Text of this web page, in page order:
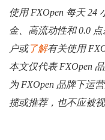
使用 FXOpen 每天 24
金、高流动性和 0.0
户或了解有关使用
本文仅代表 FXOpen
为 FXOpen 品牌下运
揽或推荐，也不应被视